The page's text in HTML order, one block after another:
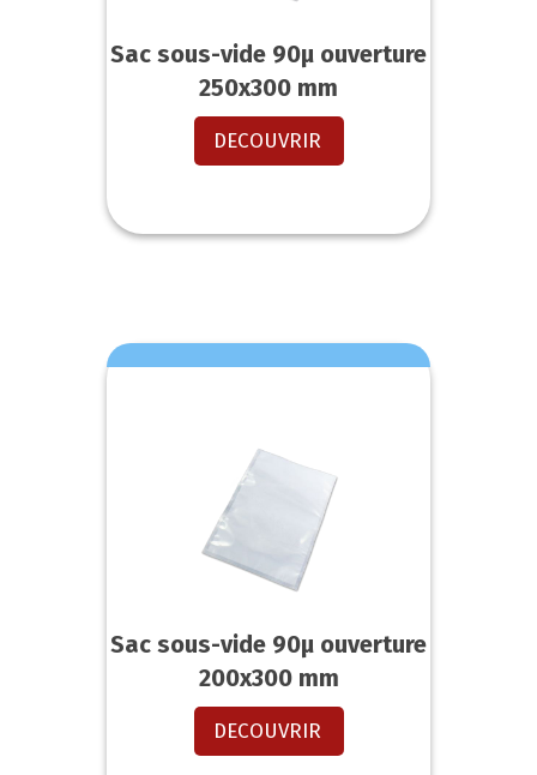
Sac sous-vide 90µ ouverture
250x300 mm
DECOUVRIR
Sac sous-vide 90µ ouverture
200x300 mm
DECOUVRIR